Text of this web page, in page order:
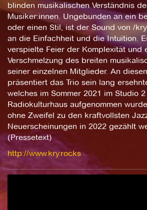
blinden musikalischen Verständnis
Musiker:innen. Ungebunden an ein
oder einen Stil, ist der Sound von /
an die Einfachheit und die Intuition.
verspielte Feier der Komplexität und
Verschmelzung des breiten
seiner einzelnen Mitglieder. An
präsentiert das Trio sein lang
welches im Sommer 2021 im Studio
Radiokulturhaus aufgenommen
ohne Zweifel zu den kraftvollsten
Neuerscheinungen in 2022 gezählt
(Pressetext)
http://www.kry.rocks